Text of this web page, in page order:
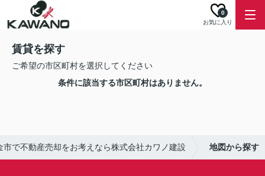
お気に入り
0
賃貸を探す
ご希望の市区町村を選択してください
条件に該当する市区町村はありません。
市で不動産売却をお考えなら株式会社カワノ建設 地図から探す